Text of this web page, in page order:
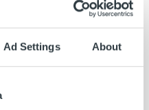
Ad Settings About
ja työnantajan tarjoamat
mielen virkeänä, ja
rikkovat päivää
työtä